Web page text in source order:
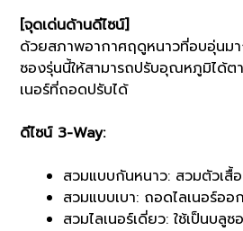
[จุดเด่นด้านดีไซน์]
ด้วยสภาพอากาศฤดูหนาวที่อบอุ่นม
ซองรุ่นนี้ให้สามารถปรับอุณหภูมิได้ต
เนอร์ที่ถอดปรับได้
ดีไซน์ 3-Way:
สวมแบบกันหนาว: สวมตัวเสื้
สวมแบบเบา: ถอดไลเนอร์ออ
สวมไลเนอร์เดี่ยว: ใช้เป็นบลู